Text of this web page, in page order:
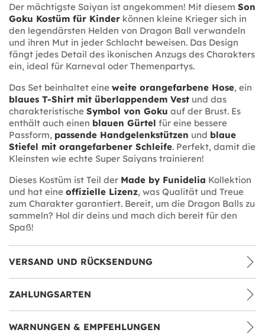
Der mächtigste Saiyan ist angekommen! Mit diesem Son
Goku Kostüm für Kinder können kleine Krieger sich in
den legendärsten Helden von Dragon Ball verwandeln
und ihren Mut in jeder Schlacht beweisen. Das Design
fängt jedes Detail des ikonischen Anzugs des Charakters
ein, ideal für Karneval oder Themenpartys.
Das Set beinhaltet eine weite orangefarbene Hose, ein
blaues T-Shirt mit überlappendem Vest und das
charakteristische Symbol von Goku auf der Brust. Es
enthält auch einen blauen Gürtel für eine bessere
Passform, passende Handgelenkstützen und blaue
Stiefel mit orangefarbener Schleife. Perfekt, damit die
Kleinsten wie echte Super Saiyans trainieren!
Dieses Kostüm ist Teil der Made by Funidelia Kollektion
und hat eine offizielle Lizenz, was Qualität und Treue
zum Charakter garantiert. Bereit, um die Dragon Balls zu
sammeln? Hol dir deins und mach dich bereit für den
Spaß!
VERSAND UND RÜCKSENDUNG
ZAHLUNGSARTEN
WARNUNGEN & EMPFEHLUNGEN